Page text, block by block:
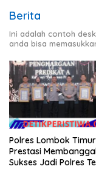
Berita
Ini adalah contoh
anda bisa
Polres Lombok
Prestasi
Sukses Jadi Polres